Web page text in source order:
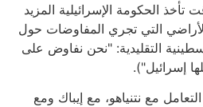
الحكومة الإسرائيلية المزيد
التي تجري المفاوضات حول
التقليدية: "نحن نفاوض على
إسرائيل").
مع نتنياهو، مع إيباك ومع